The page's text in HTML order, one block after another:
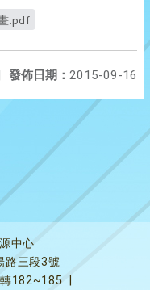
.pdf
發佈日期： 2015-09-16
中心
路三段3號
182~185